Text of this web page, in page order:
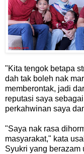
"Kita tengok betapa
dah tak boleh nak
memberontak, jadi
reputasi saya
perkahwinan saya
"Saya nak rasa
masyarakat," kata
Syukri yang berazam